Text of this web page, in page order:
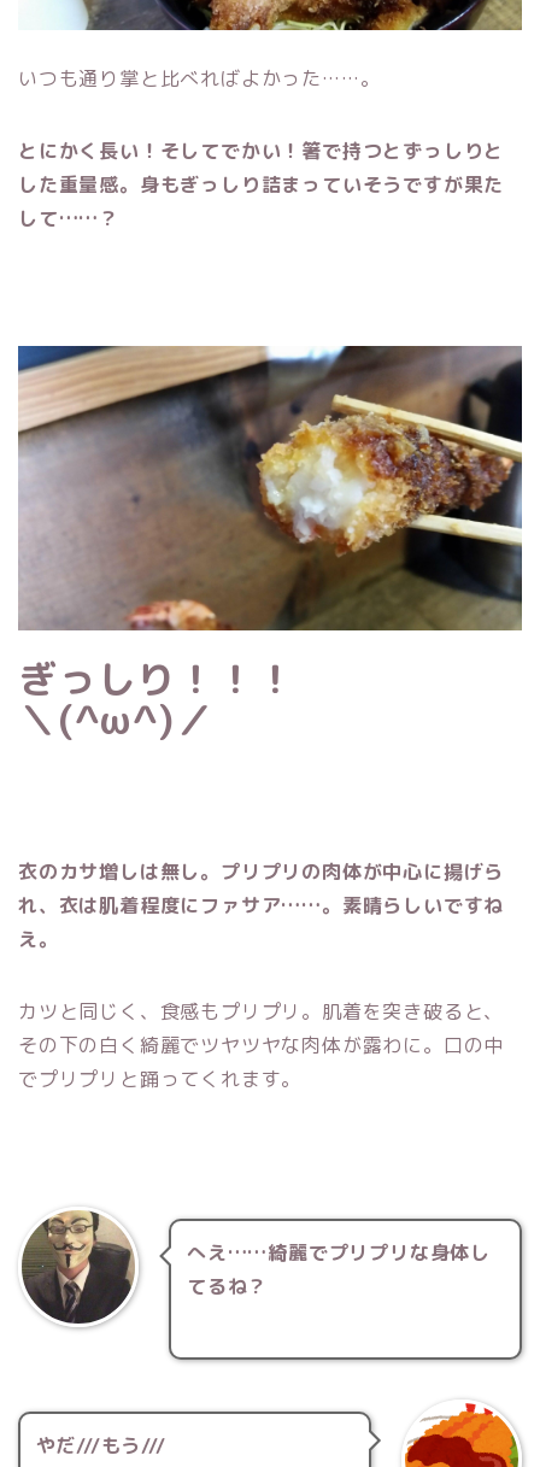
いつも通り掌と比べればよかった……。
とにかく長い！そしてでかい！箸で持つとずっしりと
した重量感。身もぎっしり詰まっていそうですが果た
して……？
ぎっしり！！！
＼(^ω^)／
衣のカサ増しは無し。プリプリの肉体が中心に揚げら
れ、衣は肌着程度にファサア……。素晴らしいですね
え。
カツと同じく、食感もプリプリ。肌着を突き破ると、
その下の白く綺麗でツヤツヤな肉体が露わに。口の中
でプリプリと踊ってくれます。
へえ……綺麗でプリプリな身体し
てるね？
やだ///もう///